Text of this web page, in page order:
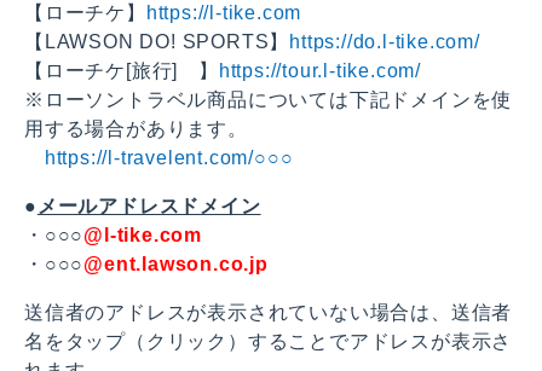
【ローチケ】
https://l-tike.com
【LAWSON DO! SPORTS】
https://do.l-tike.com/
【ローチケ[旅行] 】
https://tour.l-tike.com/
※ローソントラベル商品については下記ドメインを使
用する場合があります。
https://l-travelent.com/○○○
● メールアドレスドメイン
・○○○@l-tike.com
・○○○@ent.lawson.co.jp
送信者のアドレスが表示されていない場合は、送信者
名をタップ（クリック）することでアドレスが表示さ